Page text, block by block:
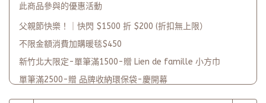
此商品參與的優惠活動
父親節快樂！｜快閃 $1500 折 $200 (折扣無上限）
不限金額消費加購暖毯$450
新竹北大限定-單筆滿1500-贈 Lien de famille 小方巾
單筆滿2500-贈 品牌收納環保袋-慶開幕
品牌2週年PARTY單筆滿$5000-贈【品牌多功能披肩暖毯】(數